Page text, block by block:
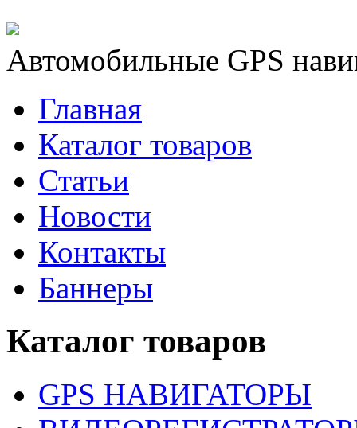
Автомобильные GPS
Главная
Каталог товаров
Статьи
Новости
Контакты
Баннеры
Каталог товаров
GPS НАВИГАТОРЫ